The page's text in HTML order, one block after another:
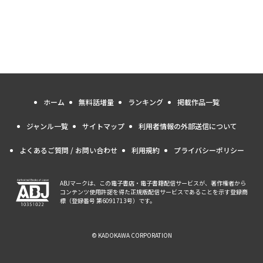
ホーム 無料話増量 ランキング 掲載作品一覧
ジャンル一覧 サイトマップ 利用者情報の外部送信について
よくあるご質問 / お問い合わせ 利用規約 プライバシーポリシー
ABJマークは、この電子書店・電子書籍配信サービスが、著作権者から
コンテンツ使用許諾を得た正規版配信サービスであることを示す登録商
標（登録番号 第6091713号）です。
© KADOKAWA CORPORATION